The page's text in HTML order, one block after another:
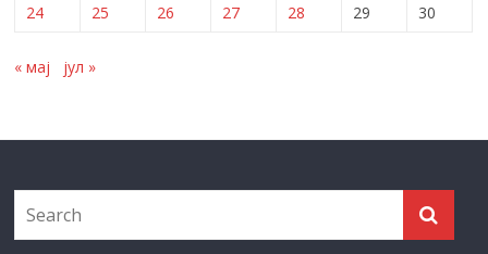
24
25 26 27 28 29 30
« мај јул »